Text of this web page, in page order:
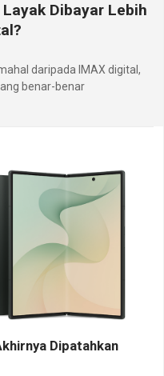
Dibayar Lebih
daripada IMAX digital,
benar-benar
Dipatahkan